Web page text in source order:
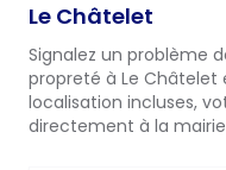
Le Châtelet
Signalez un problème
propreté à Le Châtelet
localisation incluses,
directement à la